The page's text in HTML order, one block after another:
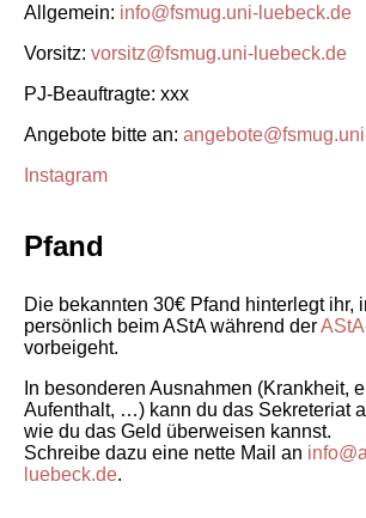
Allgemein: info@fsmug.uni-luebeck.de
Vorsitz: vorsitz@fsmug.uni-luebeck.de
PJ-Beauftragte: xxx
Angebote bitte an:
Instagram
Pfand
Die bekannten 30€ Pfand hinterlegt ihr,
persönlich beim AStA während der
vorbeigeht.
In besonderen Ausnahmen (Krankheit,
Aufenthalt, …) kann du das Sekreteriat
wie du das Geld überweisen kannst.
Schreibe dazu eine nette Mail an
luebeck.de.